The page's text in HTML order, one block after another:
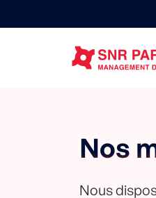
Nos
Nous